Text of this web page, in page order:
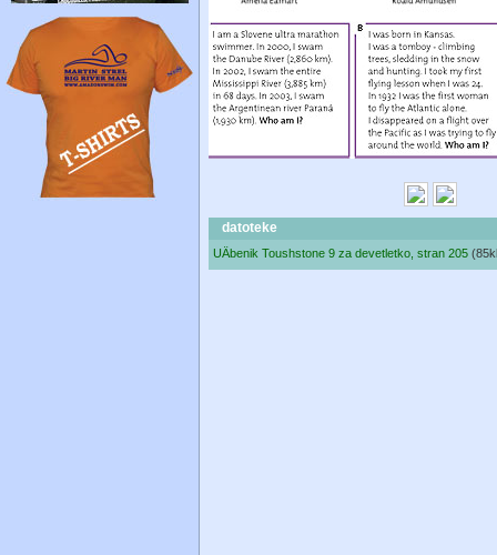
datoteke
UÄbenik Toushstone 9 za devetletko, stran 205